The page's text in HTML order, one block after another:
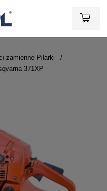
zamienne Pilarki
371XP